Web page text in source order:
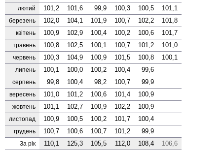
лютий 101,2 101,6 99,9 100,3 100,5 101,1
березень 102,0 104,1 101,9 100,7 102,2 101,8
квітень 100,9 102,9 100,4 100,2 100,6 101,7
травень 100,8 102,5 100,1 100,7 101,2 101,0
червень 100,3 104,9 100,9 101,5 100,8 100,1
липень 100,1 100,0 100,2 100,4 99,6
серпень 99,8 100,4 98,2 100,7 99,9
вересень 101,0 101,2 100,6 101,4 100,9
жовтень 101,1 102,7 100,9 102,2 100,9
листопад 100,9 100,5 100,2 101,7 100,4
грудень 100,7 100,6 100,7 101,2 99,9
За рік 110,1 125,3 105,5 112,0 108,4 106,6